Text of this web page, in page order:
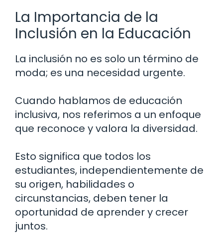
La Importancia de la
Inclusión en la Educación
La inclusión no es solo un término de
moda; es una necesidad urgente.
Cuando hablamos de educación
inclusiva, nos referimos a un enfoque
que reconoce y valora la diversidad.
Esto significa que todos los
estudiantes, independientemente de
su origen, habilidades o
circunstancias, deben tener la
oportunidad de aprender y crecer
juntos.